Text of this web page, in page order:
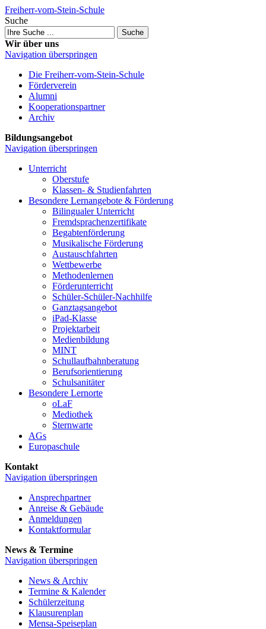
Freiherr-vom-Stein-Schule
Suche
Suche
Wir über uns
Navigation überspringen
Die Freiherr-vom-Stein-Schule
Förderverein
Alumni
Kooperations­partner
Archiv
Bildungsangebot
Navigation überspringen
Unterricht
Oberstufe
Klassen- & Studien­fahrten
Besondere Lernangebote & Förderung
Bilingualer Unterricht
Fremdsprachen­zertifikate
Begabten­förderung
Musikalische Förderung
Austausch­fahrten
Wettbewerbe
Methoden­lernen
Förder­unterricht
Schüler-Schüler-Nachhilfe
Ganztags­angebot
iPad-Klasse
Projekt­arbeit
Medien­bildung
MINT
Schullaufbahnberatung
Berufs­orientierung
Schul­sanitäter
Besondere Lernorte
oLaF
Mediothek
Sternwarte
AGs
Europaschule
Kontakt
Navigation überspringen
Ansprechpartner
Anreise & Gebäude
Anmeldungen
Kontaktformular
News & Termine
Navigation überspringen
News & Archiv
Termine & Kalender
Schülerzeitung
Klausurenplan
Mensa-Speiseplan